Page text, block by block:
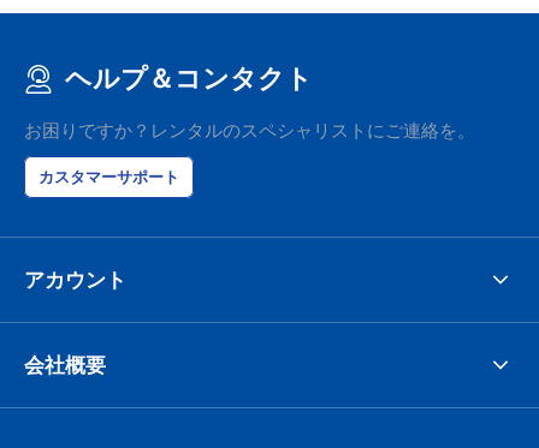
ヘルプ＆コンタクト
お困りですか？レンタルのスペシャリストにご連絡を。
カスタマーサポート
アカウント
会社概要